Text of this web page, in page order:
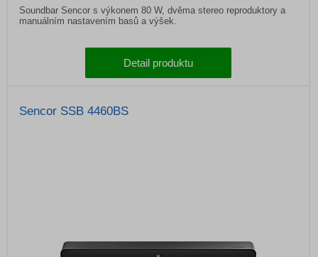
Soundbar Sencor s výkonem 80 W, dvěma stereo reproduktory a
manuálním nastavením basů a výšek.
Detail produktu
Sencor SSB 4460BS